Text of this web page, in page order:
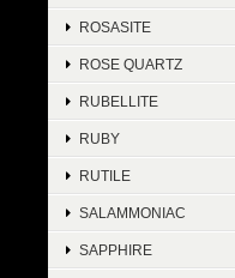
ROSASITE
ROSE QUARTZ
RUBELLITE
RUBY
RUTILE
SALAMMONIAC
SAPPHIRE